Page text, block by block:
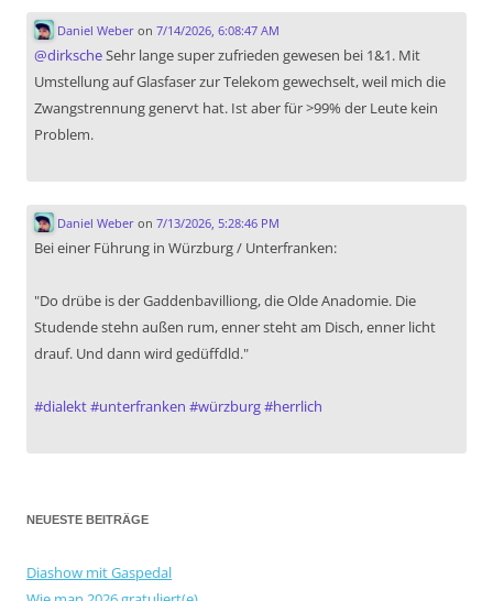
Daniel Weberon 7/14/2026, 6:08:47 AM
@dirkscheSehr lange super zufrieden gewesen bei 1&1. Mit
Umstellung auf Glasfaser zur Telekom gewechselt, weil mich die
Zwangstrennung genervt hat. Ist aber für >99% der Leute kein
Problem.
Daniel Weberon 7/13/2026, 5:28:46 PM
Bei einer Führung in Würzburg / Unterfranken:
"Do drübe is der Gaddenbavilliong, die Olde Anadomie. Die
Studende stehn außen rum, enner steht am Disch, enner licht
drauf. Und dann wird gedüffdld."
#dialekt#unterfranken #würzburg#herrlich
NEUESTE BEITRÄGE
Diashow mit Gaspedal